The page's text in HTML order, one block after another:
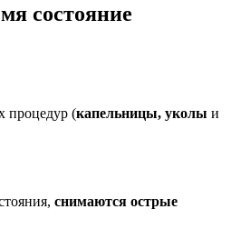
состояние
процедур (капельницы, уколы и
снимаются острые